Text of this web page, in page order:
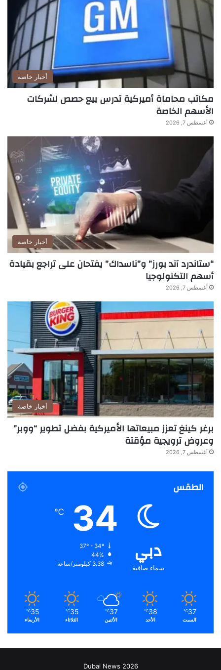
أخبار خاصة
مكاتب محاماة أميركية تدرس بيع حصص لشركات
الأسهم الخاصة
أغسطس 7, 2026
أخبار خاصة
“ستاندرد آند بورز” و”ناسداك” يفتحان على تراجع بقيادة
أسهم التكنولوجيا
أغسطس 7, 2026
أخبار خاصة
برغر كينغ تعزز مبيعاتها الأميركية بفضل تطوير “ووبر”
وعروض ترويجية مؤقتة
أغسطس 7, 2026
الطقس
دبي
سماء صافية
34
℃
44%
3.38 كيلومتر/ساعة
37
℃
السبت
38
℃
الأحد
37
℃
الأثنين
35
℃
الثلاثاء
35
℃
الأربعاء
Dubai News 2026